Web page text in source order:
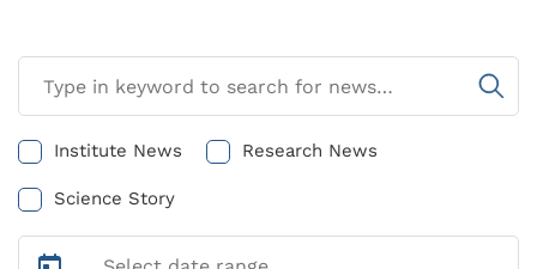
Institute News Research News
Science Story